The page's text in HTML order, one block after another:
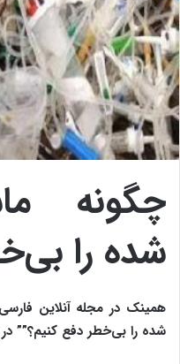
چگونه
شده را
همینک در مجله آنلاین
شده را بی‌خطر دفع کنیم؟””